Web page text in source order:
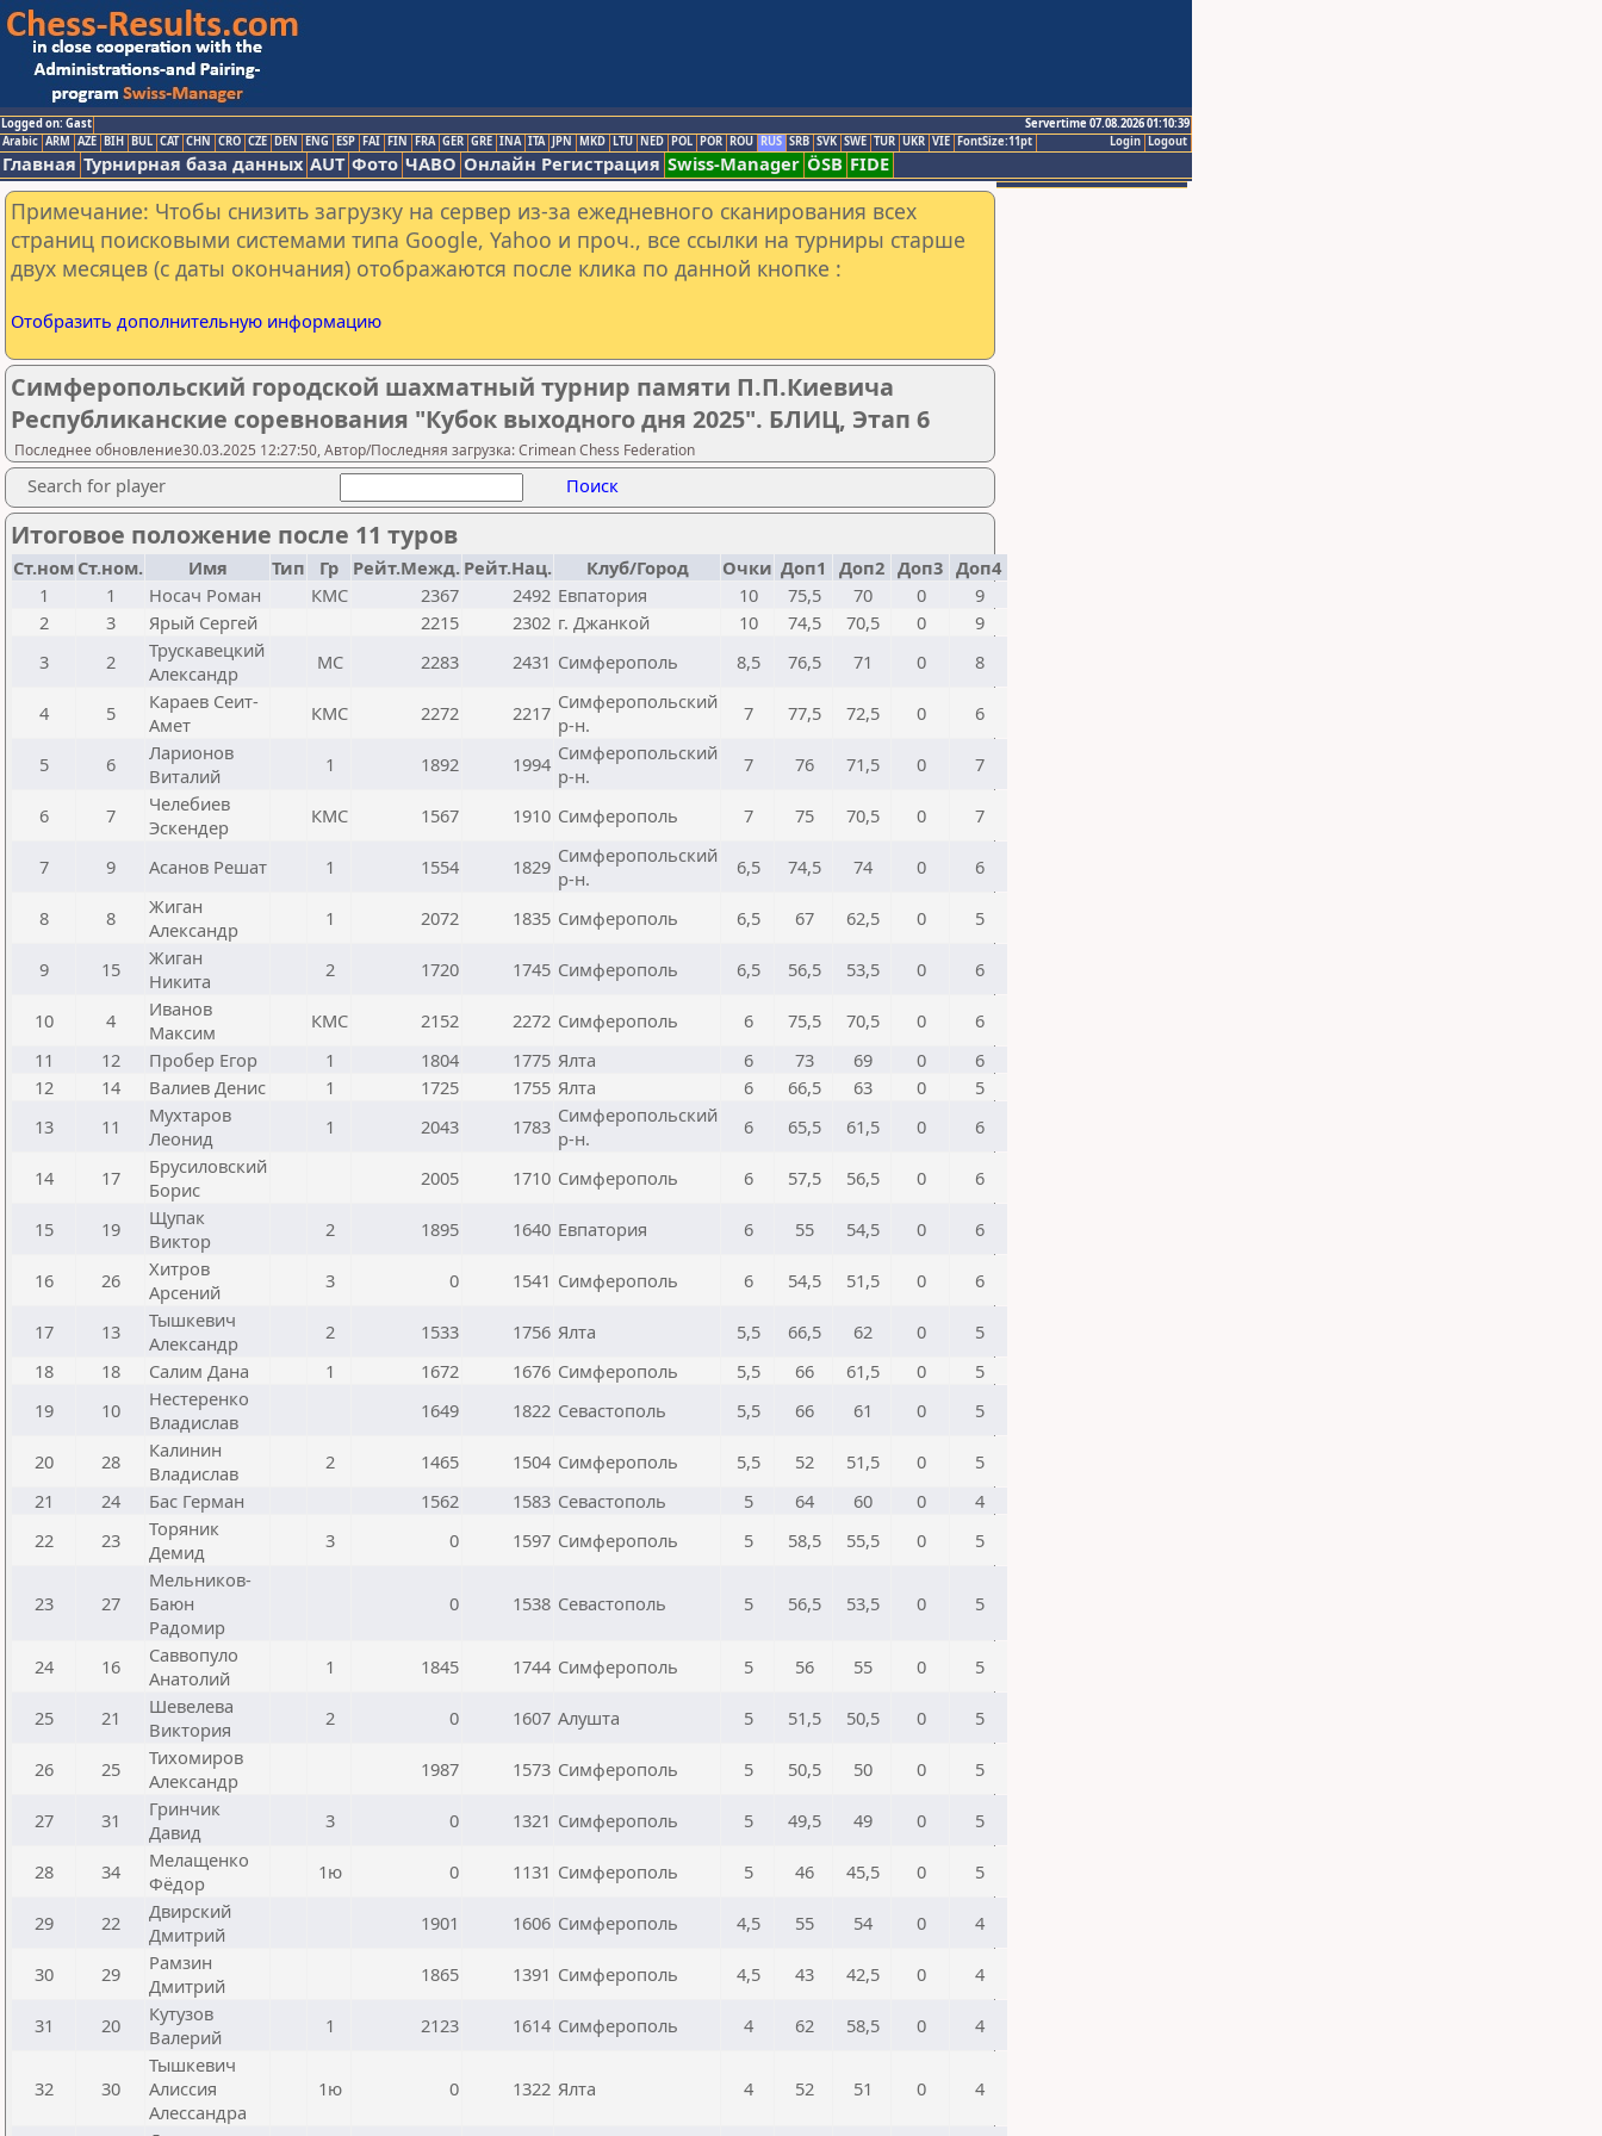
Logged on: Gast
Servertime 07.08.2026 01:10:39
Logout
Login
Arabic ARM AZE BIH BUL CAT CHN CRO CZE DEN ENG ESP FAI FIN FRA GER GRE INA ITA JPN MKD LTU NED POL POR ROU RUS SRB SVK SWE TUR UKR VIE FontSize:11pt
Главная Турнирная база данных AUT Фото ЧАВО Онлайн Регистрация Swiss-Manager ÖSB FIDE
Примечание: Чтобы снизить загрузку на сервер из-за ежедневного сканирования всех
страниц поисковыми системами типа Google, Yahoo и проч., все ссылки на турниры старше
двух месяцев (с даты окончания) отображаются после клика по данной кнопке :
Отобразить дополнительную информацию
Симферопольский городской шахматный турнир памяти П.П.Киевича
Республиканские соревнования "Кубок выходного дня 2025". БЛИЦ, Этап 6
Последнее обновление30.03.2025 12:27:50, Автор/Последняя загрузка: Crimean Chess Federation
Search for player Поиск
Итоговое положение после 11 туров
Ст.ном Ст.ном. Имя Тип Гр Рейт.Межд. Рейт.Нац. Клуб/Город Очки Доп1 Доп2 Доп3 Доп4
1
1 Носач Роман КМС 2367 2492 Евпатория 10 75,5 70 0
9
2
3 Ярый Сергей 2215 2302 г. Джанкой 10 74,5 70,5 0
9
3
2
Трускавецкий
Александр
МС 2283 2431 Симферополь 8,5 76,5 71 0 8
4 5
Караев Сеит-
Амет
КМС 2272 2217 Симферопольский
р-н.
7 77,5 72,5 0 6
5 6
Ларионов
Виталий
1 1892 1994 Симферопольский
р-н.
7 76 71,5 0 7
6 7
Челебиев
Эскендер
КМС 1567 1910 Симферополь 7 75 70,5 0 7
7 9 Асанов Решат 1 1554 1829 Симферопольский
р-н.
6,5 74,5 74 0 6
8 8
Жиган
Александр
1 2072 1835 Симферополь 6,5 67 62,5 0 5
9 15
Жиган
Никита
2 1720 1745 Симферополь 6,5 56,5 53,5 0 6
10 4
Иванов
Максим
КМС 2152 2272 Симферополь 6 75,5 70,5 0
6
11
12 Пробер Егор 1 1804 1775 Ялта 6 73 69 0
6
12
14 Валиев Денис 1 1725 1755 Ялта 6 66,5 63 0
5
13
11
Мухтаров
Леонид
1 2043 1783 Симферопольский
р-н.
6 65,5 61,5 0 6
14 17
Брусиловский
Борис
2005 1710 Симферополь 6 57,5 56,5 0 6
15 19
Щупак
Виктор
2 1895 1640 Евпатория 6 55 54,5 0 6
16 26
Хитров
Арсений
3 0 1541 Симферополь 6 54,5 51,5 0 6
17 13
Тышкевич
Александр
2 1533 1756 Ялта 5,5 66,5 62 0
5
18
18 Салим Дана 1 1672 1676 Симферополь 5,5 66 61,5 0
5
19
10
Нестеренко
Владислав
1649 1822 Севастополь 5,5 66 61 0 5
20 28
Калинин
Владислав
2 1465 1504 Симферополь 5,5 52 51,5 0
5
21
24 Бас Герман 1562 1583 Севастополь 5 64 60 0
4
22
23
Торяник
Демид
3 0 1597 Симферополь 5 58,5 55,5 0 5
23 27
Мельников-
Баюн
Радомир
0 1538 Севастополь 5 56,5 53,5 0 5
24 16
Саввопуло
Анатолий
1 1845 1744 Симферополь 5 56 55 0 5
25 21
Шевелева
Виктория
2 0 1607 Алушта 5 51,5 50,5 0 5
26 25
Тихомиров
Александр
1987 1573 Симферополь 5 50,5 50 0 5
27 31
Гринчик
Давид
3 0 1321 Симферополь 5 49,5 49 0 5
28 34
Мелащенко
Фёдор
1ю 0 1131 Симферополь 5 46 45,5 0 5
29 22
Двирский
Дмитрий
1901 1606 Симферополь 4,5 55 54 0 4
30 29
Рамзин
Дмитрий
1865 1391 Симферополь 4,5 43 42,5 0 4
31 20
Кутузов
Валерий
1 2123 1614 Симферополь 4 62 58,5 0 4
32 30
Тышкевич
Алиссия
Алессандра
1ю 0 1322 Ялта 4 52 51 0 4